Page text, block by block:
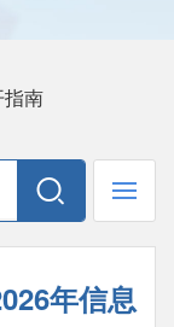
南
年信息